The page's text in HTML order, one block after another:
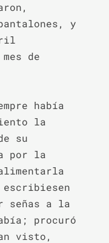
y
de
había
la
su
por la
señas a la
procuró
visto,